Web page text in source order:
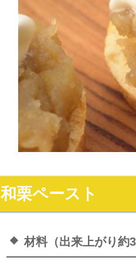
和栗ペースト
材料（出来上がり約